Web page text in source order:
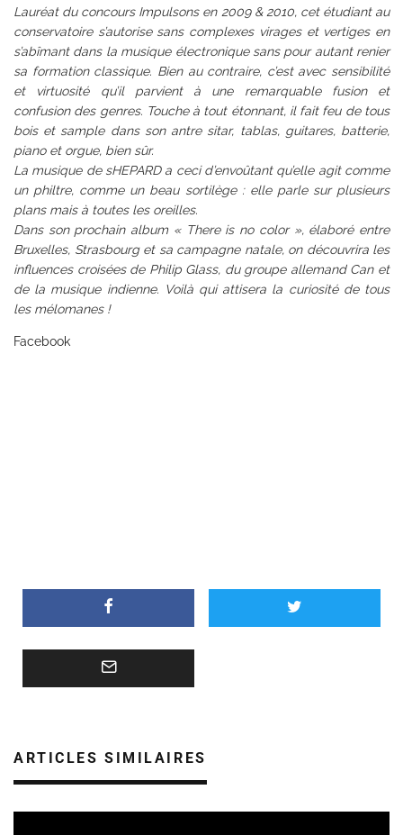
Lauréat du concours Impulsons en 2009 & 2010, cet étudiant au
conservatoire s’autorise sans complexes virages et vertiges en
s’abîmant dans la musique électronique sans pour autant renier
sa formation classique. Bien au contraire, c’est avec sensibilité
et virtuosité qu’il parvient à une remarquable fusion et
confusion des genres. Touche à tout étonnant, il fait feu de tous
bois et sample dans son antre sitar, tablas, guitares, batterie,
piano et orgue, bien sûr.
La musique de sHEPARD a ceci d’envoûtant qu’elle agit comme
un philtre, comme un beau sortilège : elle parle sur plusieurs
plans mais à toutes les oreilles.
Dans son prochain album « There is no color », élaboré entre
Bruxelles, Strasbourg et sa campagne natale, on découvrira les
influences croisées de Philip Glass, du groupe allemand Can et
de la musique indienne. Voilà qui attisera la curiosité de tous
les mélomanes !
Facebook
ARTICLES SIMILAIRES